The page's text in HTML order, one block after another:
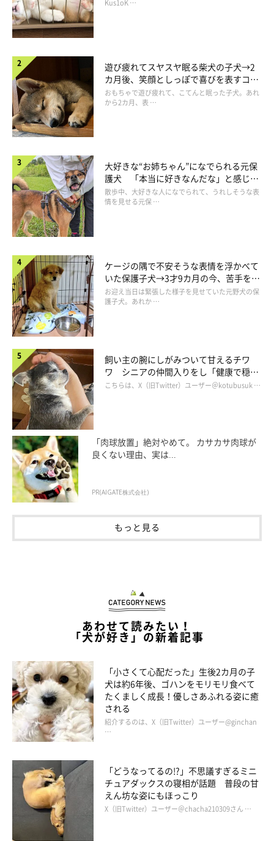
長！
Kus1oK …
遊び疲れてスヤスヤ眠る柴犬の子犬→2
カ月後、笑顔としっぽで喜びを表すコに
成長！
おもちゃで遊び疲れて、こてんと眠った子犬。あれ
から2カ月、表 …
大好きな“お姉ちゃん”になでられる元保
護犬 「本当に好きなんだな」と感じる
表情にほっこり
散歩中、大好きな人になでられて、うれしそうな表
情を見せる元保 …
ケージの隅で不安そうな表情を浮かべて
いた保護子犬→3才9カ月の今、苦手を克
服し頼もしいコに成長！
お迎え当日は緊張した様子を見せていた元野犬の保
護子犬。あれか …
飼い主の腕にしがみついて甘えるチワ
ワ シニアの仲間入りをし「健康で穏や
かな暮らしが続いてほしい」と願う
こちらは、X（旧Twitter）ユーザー＠kotubusuk …
「肉球放置」絶対やめて。 カサカサ肉球が
良くない理由、実は...
PR(AIGATE株式会社)
もっと見る
あわせて読みたい！
「犬が好き」の新着記事
「小さくて心配だった」生後2カ月の子
犬は約6年後、ゴハンをモリモリ食べて
たくましく成長！優しさあふれる姿に癒
される
紹介するのは、X（旧Twitter）ユーザー@ginchan
…
「どうなってるの!?」不思議すぎるミニ
チュアダックスの寝相が話題 普段の甘
えん坊な姿にもほっこり
X（旧Twitter）ユーザー＠chacha210309さん …